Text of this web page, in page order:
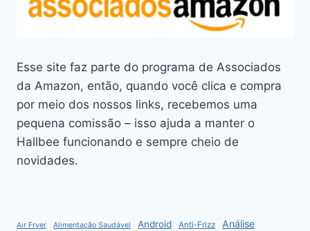
Esse site faz parte do programa de Associados
da Amazon, então, quando você clica e compra
por meio dos nossos links, recebemos uma
pequena comissão – isso ajuda a manter o
Hallbee funcionando e sempre cheio de
novidades.
Air Fryer Alimentação Saudável Android Anti-Frizz
Análise